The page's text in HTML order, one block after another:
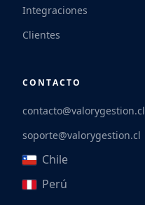
Integraciones
Clientes
CONTACTO
contacto@valorygestion.cl
soporte@valorygestion.cl
Chile
Perú